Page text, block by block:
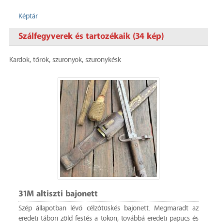
Képtár
Szálfegyverek és tartozékaik (34 kép)
Kardok, tőrök, szuronyok, szuronykésk
31M altiszti bajonett
Szép állapotban lévő célzótüskés bajonett. Megmaradt az
eredeti tábori zöld festés a tokon, továbbá eredeti papucs és